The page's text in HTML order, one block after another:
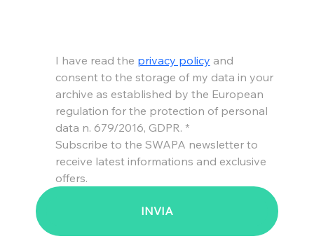
I have read the privacy policy and
consent to the storage of my data in your
archive as established by the European
regulation for the protection of personal
data n. 679/2016, GDPR. *
Subscribe to the SWAPA newsletter to
receive latest informations and exclusive
offers.
INVIA